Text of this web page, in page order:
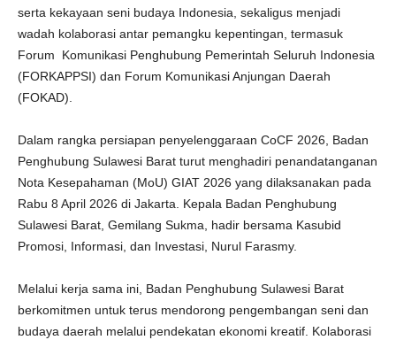
serta kekayaan seni budaya Indonesia, sekaligus menjadi
wadah kolaborasi antar pemangku kepentingan, termasuk
Forum Komunikasi Penghubung Pemerintah Seluruh Indonesia
(FORKAPPSI) dan Forum Komunikasi Anjungan Daerah
(FOKAD).
Dalam rangka persiapan penyelenggaraan CoCF 2026, Badan
Penghubung Sulawesi Barat turut menghadiri penandatanganan
Nota Kesepahaman (MoU) GIAT 2026 yang dilaksanakan pada
Rabu 8 April 2026 di Jakarta. Kepala Badan Penghubung
Sulawesi Barat, Gemilang Sukma, hadir bersama Kasubid
Promosi, Informasi, dan Investasi, Nurul Farasmy.
Melalui kerja sama ini, Badan Penghubung Sulawesi Barat
berkomitmen untuk terus mendorong pengembangan seni dan
budaya daerah melalui pendekatan ekonomi kreatif. Kolaborasi